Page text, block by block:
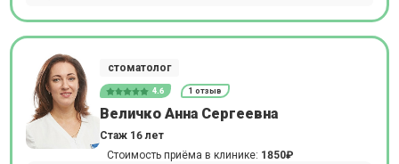
стоматолог
4.6 1 отзыв
Величко Анна Сергеевна
Стаж 16 лет
Стоимость приёма в клинике: 1850₽